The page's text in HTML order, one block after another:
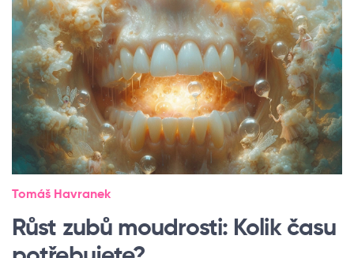
Tomáš Havranek
Růst zubů moudrosti: Kolik času